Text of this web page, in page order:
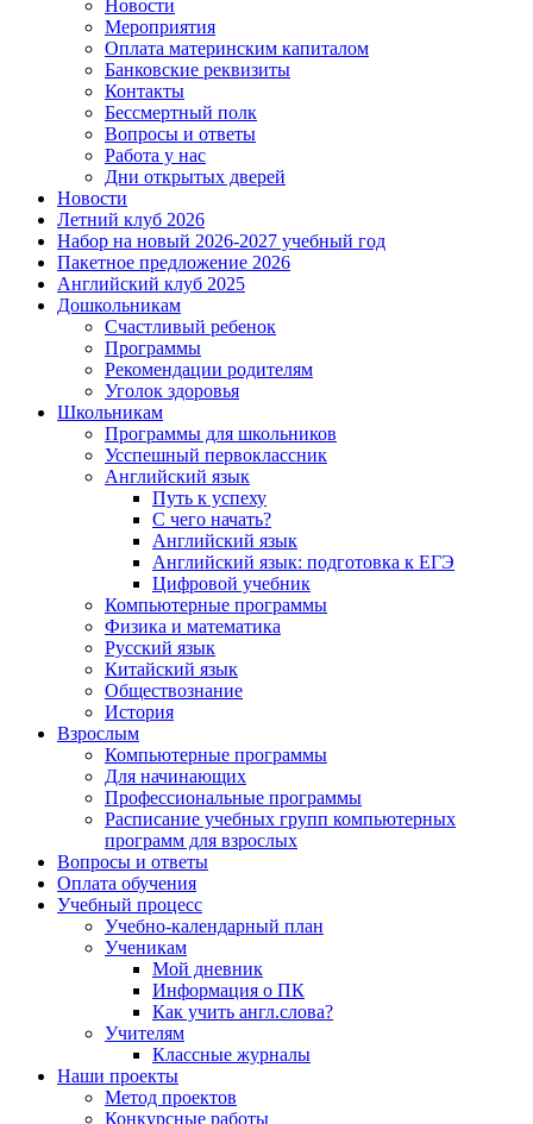
Новости
Мероприятия
Оплата материнским капиталом
Банковские реквизиты
Контакты
Бессмертный полк
Вопросы и ответы
Работа у нас
Дни открытых дверей
Новости
Летний клуб 2026
Набор на новый 2026-2027 учебный год
Пакетное предложение 2026
Английский клуб 2025
Дошкольникам
Счастливый ребенок
Программы
Рекомендации родителям
Уголок здоровья
Школьникам
Программы для школьников
Усспешный первоклассник
Английский язык
Путь к успеху
С чего начать?
Английский язык
Английский язык: подготовка к ЕГЭ
Цифровой учебник
Компьютерные программы
Физика и математика
Русский язык
Китайский язык
Обществознание
История
Взрослым
Компьютерные программы
Для начинающих
Профессиональные программы
Расписание учебных групп компьютерных
программ для взрослых
Вопросы и ответы
Оплата обучения
Учебный процесс
Учебно-календарный план
Ученикам
Мой дневник
Информация о ПК
Как учить англ.слова?
Учителям
Классные журналы
Наши проекты
Метод проектов
Конкурсные работы